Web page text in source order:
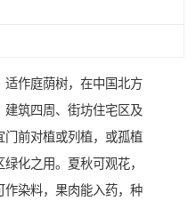
作庭荫树，在中国北方
筑四周、街坊住宅区及
前对植或列植，或孤植
化之用。夏秋可观花，
染料，果肉能入药，种